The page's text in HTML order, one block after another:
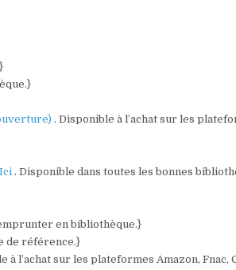
. Disponible à l’achat sur les
. Disponible dans toutes les bonnes
en bibliothèque.}
de référence.}
à l’achat sur les plateformes Amazon, Fnac,